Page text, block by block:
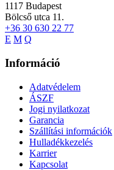
1117 Budapest
Bölcső utca 11.
+36 30 630 22 77
E M Q
Információ
Adatvédelem
ÁSZF
Jogi nyilatkozat
Garancia
Szállítási információk
Hulladékkezelés
Karrier
Kapcsolat